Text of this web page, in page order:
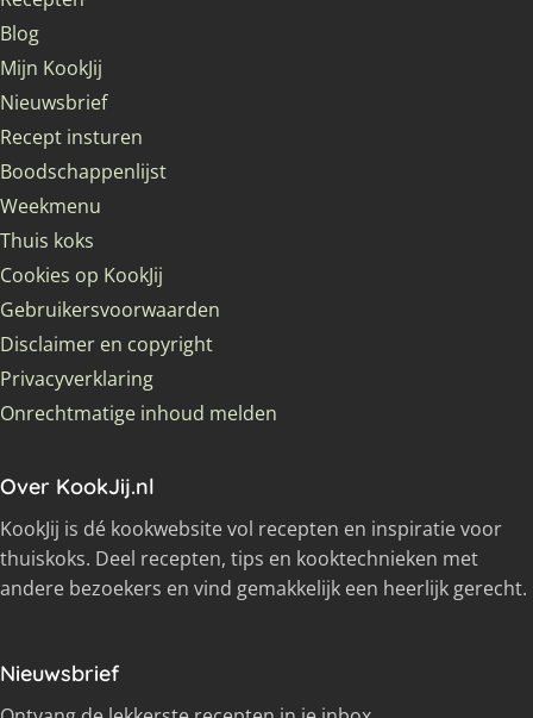
Blog
Mijn KookJij
Nieuwsbrief
Recept insturen
Boodschappenlijst
Weekmenu
Thuis koks
Cookies op KookJij
Gebruikersvoorwaarden
Disclaimer en copyright
Privacyverklaring
Onrechtmatige inhoud melden
Over KookJij.nl
KookJij is dé kookwebsite vol recepten en inspiratie voor
thuiskoks. Deel recepten, tips en kooktechnieken met
andere bezoekers en vind gemakkelijk een heerlijk gerecht.
Nieuwsbrief